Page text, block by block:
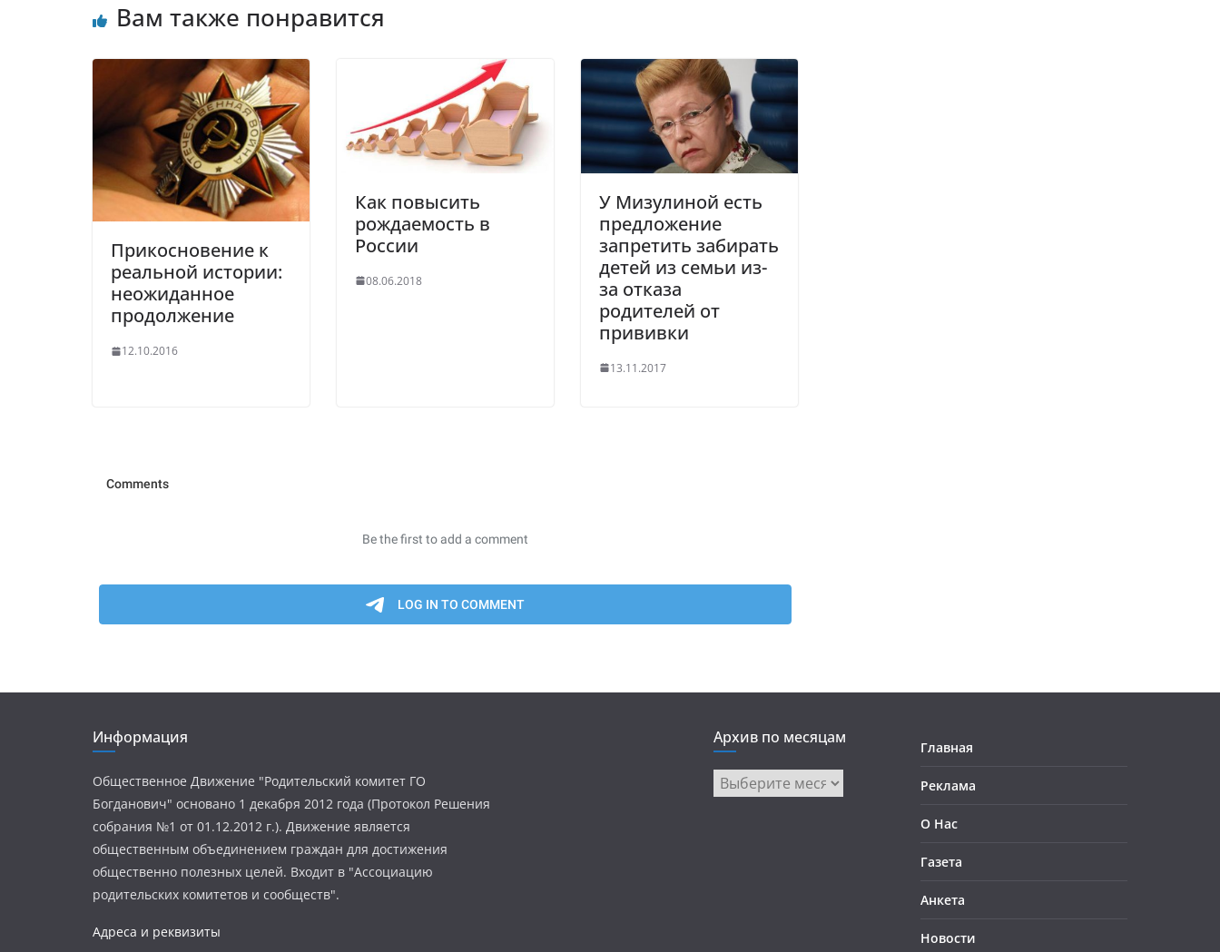
Вам также понравится
Прикосновение к
реальной истории:
неожиданное
продолжение
12.10.2016
Как повысить
рождаемость в
России
08.06.2018
У Мизулиной есть
предложение
запретить забирать
детей из семьи из-
за отказа
родителей от
прививки
13.11.2017
Информация
Общественное Движение "Родительский комитет ГО
Богданович" основано 1 декабря 2012 года (Протокол Решения
собрания №1 от 01.12.2012 г.). Движение является
общественным объединением граждан для достижения
общественно полезных целей. Входит в "Ассоциацию
родительских комитетов и сообществ".
Адреса и реквизиты
Архив по месяцам
Архив
по
Главная
Реклама
О Нас
Газета
Анкета
Новости